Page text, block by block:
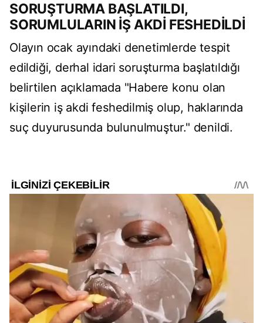
SORUŞTURMA BAŞLATILDI,
SORUMLULARIN İŞ AKDİ FESHEDİLDİ
Olayın ocak ayındaki denetimlerde tespit
edildiği, derhal idari soruşturma başlatıldığı
belirtilen açıklamada "Habere konu olan
kişilerin iş akdi feshedilmiş olup, haklarında
suç duyurusunda bulunulmuştur." denildi.